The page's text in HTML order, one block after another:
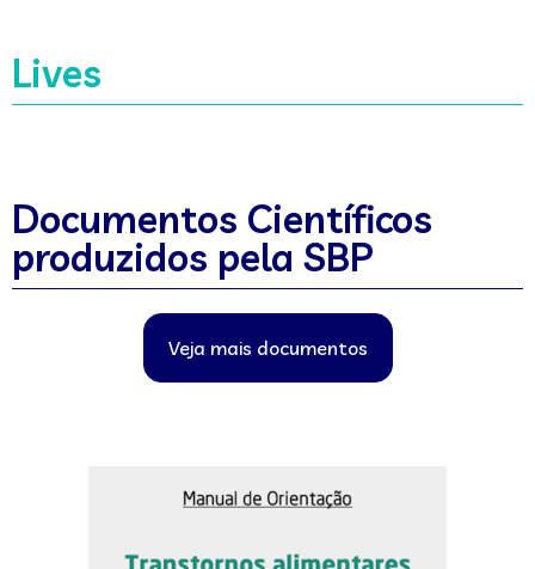
Lives
Documentos Científicos
produzidos pela SBP
Veja mais documentos